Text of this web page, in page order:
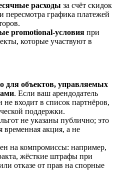
расходы за счёт скидок
пересмотра графика платежей
promotional-условия при
которые участвуют в
для объектов, управляемых
. Если ваш арендодатель
входит в список партнёров,
поддержки.
не указаны публично; это
временная акция, а не
на компромиссы: например,
жёсткие штрафы при
отказе от прав на спорные